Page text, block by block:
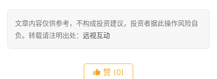
文章内容仅供参考，不构成投资建议，投资者据此操作风险自
负。转载请注明出处： 远视互动
赞 (0)